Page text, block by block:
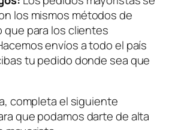
los mismos métodos de
que para los clientes
envíos a todo el país
tu pedido donde sea que
completa el siguiente
que podamos darte de alta